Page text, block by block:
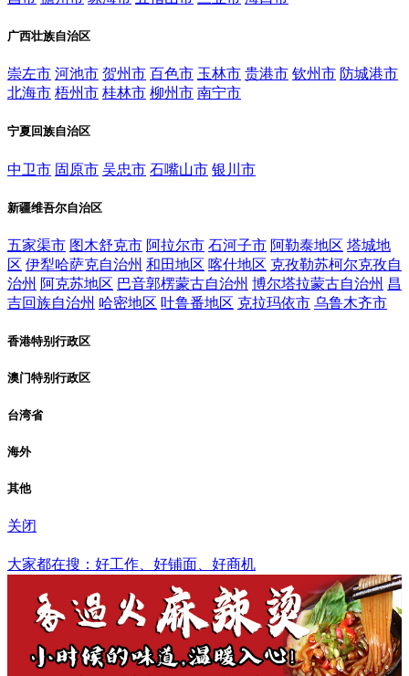
广西壮族自治区
崇左市 河池市 贺州市 百色市 玉林市 贵港市 钦州市 防城港市
北海市 梧州市 桂林市 柳州市 南宁市
宁夏回族自治区
中卫市 固原市 吴忠市 石嘴山市 银川市
新疆维吾尔自治区
五家渠市 图木舒克市 阿拉尔市 石河子市 阿勒泰地区 塔城地
区 伊犁哈萨克自治州 和田地区 喀什地区 克孜勒苏柯尔克孜自
治州 阿克苏地区 巴音郭楞蒙古自治州 博尔塔拉蒙古自治州 昌
吉回族自治州 哈密地区 吐鲁番地区 克拉玛依市 乌鲁木齐市
香港特别行政区
澳门特别行政区
台湾省
海外
其他
关闭
大家都在搜：好工作、好铺面、好商机